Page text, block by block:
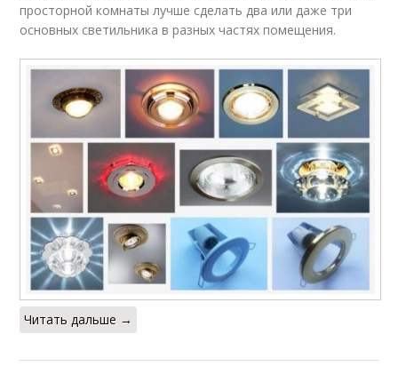
просторной комнаты лучше сделать два или даже три
основных светильника в разных частях помещения.
Читать дальше →